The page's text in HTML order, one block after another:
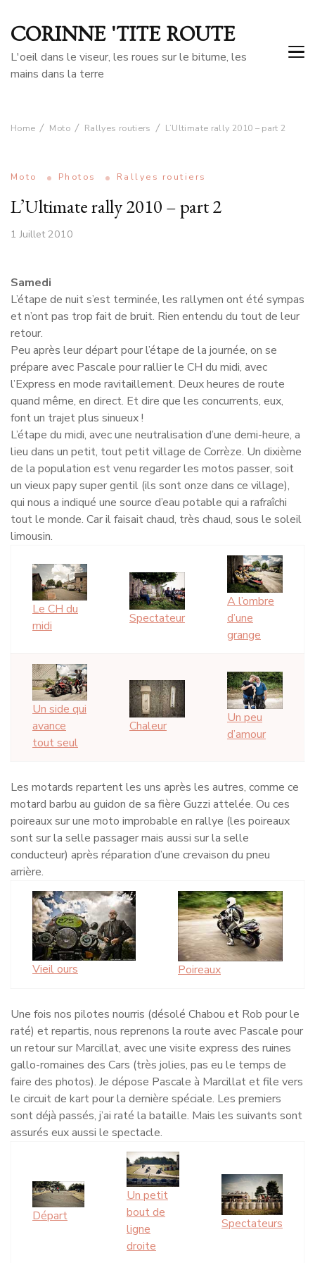
CORINNE 'TITE ROUTE
L'oeil dans le viseur, les roues sur le bitume, les
mains dans la terre
Home Moto Rallyes routiers L’Ultimate rally 2010 – part 2
Moto Photos Rallyes routiers
L’Ultimate rally 2010 – part 2
1 Juillet 2010
Samedi
L’étape de nuit s’est terminée, les rallymen ont été sympas
et n’ont pas trop fait de bruit. Rien entendu du tout de leur
retour.
Peu après leur départ pour l’étape de la journée, on se
prépare avec Pascale pour rallier le CH du midi, avec
l’Express en mode ravitaillement. Deux heures de route
quand même, en direct. Et dire que les concurrents, eux,
font un trajet plus sinueux !
L’étape du midi, avec une neutralisation d’une demi-heure, a
lieu dans un petit, tout petit village de Corrèze. Un dixième
de la population est venu regarder les motos passer, soit
un vieux papy super gentil (ils sont onze dans ce village),
qui nous a indiqué une source d’eau potable qui a rafraîchi
tout le monde. Car il faisait chaud, très chaud, sous le soleil
limousin.
Le CH du
midi
Spectateur
A l’ombre
d’une
grange
Un side qui
avance
tout seul
Chaleur
Un peu
d’amour
Les motards repartent les uns après les autres, comme ce
motard barbu au guidon de sa fière Guzzi attelée. Ou ces
poireaux sur une moto improbable en rallye (les poireaux
sont sur la selle passager mais aussi sur la selle
conducteur) après réparation d’une crevaison du pneu
arrière.
Vieil ours Poireaux
Une fois nos pilotes nourris (désolé Chabou et Rob pour le
raté) et repartis, nous reprenons la route avec Pascale pour
un retour sur Marcillat, avec une visite express des ruines
gallo-romaines des Cars (très jolies, pas eu le temps de
faire des photos). Je dépose Pascale à Marcillat et file vers
le circuit de kart pour la dernière spéciale. Les premiers
sont déjà passés, j’ai raté la bataille. Mais les suivants sont
assurés eux aussi le spectacle.
Départ
Un petit
bout de
ligne
droite
Spectateurs